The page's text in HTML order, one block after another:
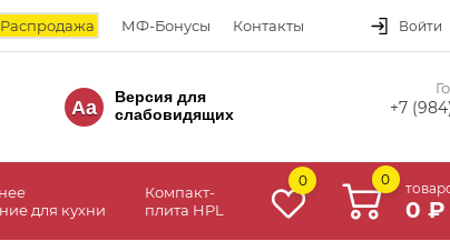
Распродажа МФ-Бонусы Контакты Войти
Aa
Версия для
слабовидящих
+7
для кухни
Компакт-
плита HPL
0 0
0 ₽